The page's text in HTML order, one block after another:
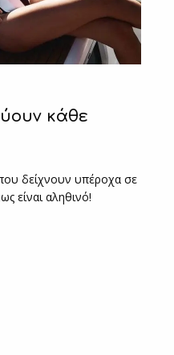
κάθε
δείχνουν υπέροχα σε
είναι αληθινό!